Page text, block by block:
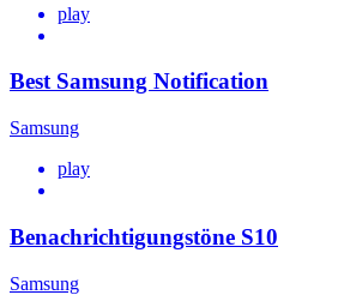
play
Best Samsung Notification
Samsung
play
Benachrichtigungstöne S10
Samsung